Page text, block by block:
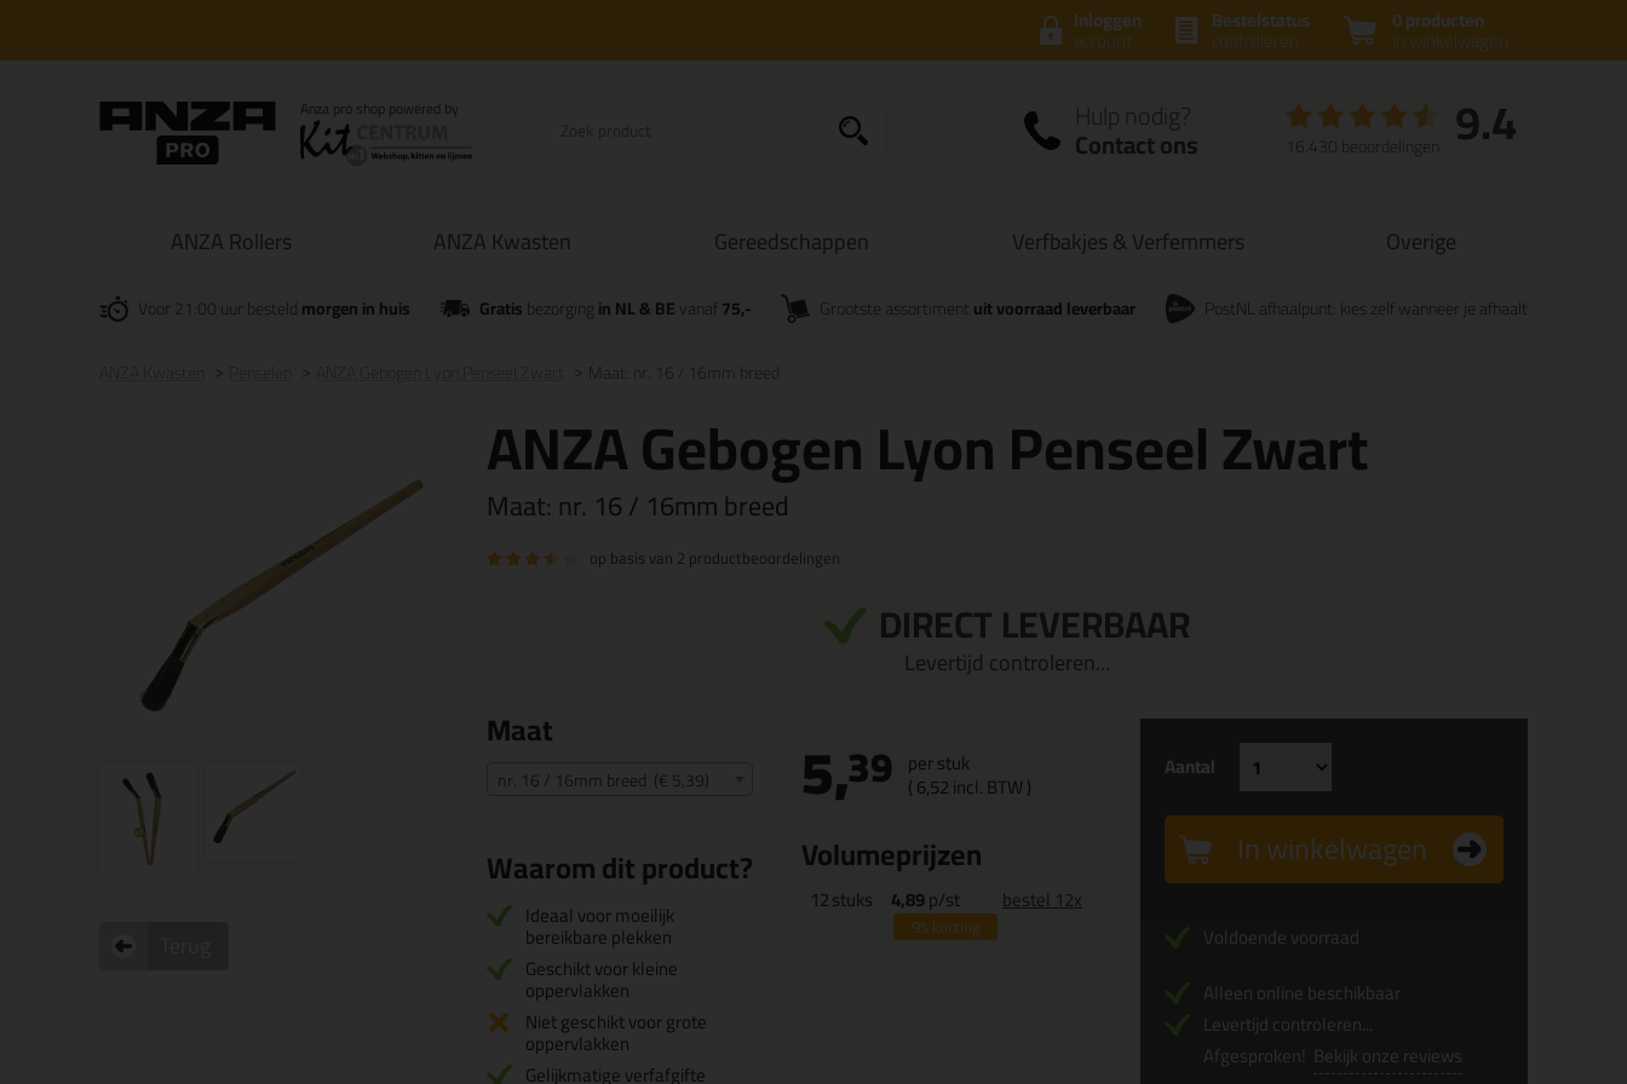
0 producten
in winkelwagen
Bestelstatus
controleren
Inloggen
account
Hulp nodig?
Contact ons 9.4
16.430 beoordelingen
ANZA Rollers ANZA Kwasten Gereedschappen Verfbakjes & Verfemmers Overige
Voor 21:00 uur besteldmorgen in huis Gratisbezorgingin NL & BEvanaf 75,- Grootste assortiment uit voorraad leverbaar PostNL afhaalpunt: kies zelf wanneer je afhaalt
Maat: nr. 16 / 16mm breed
ANZA Gebogen Lyon Penseel Zwart
Maat: nr. 16 / 16mm breed
op basis van 2 productbeoordelingen
DIRECT LEVERBAAR
Levertijd controleren...
Maat
nr. 16 / 16mm breed (€ 5,39)
Waarom dit product?
Ideaal voor moeilijk
bereikbare plekken
Geschikt voor kleine
oppervlakken
Niet geschikt voor grote
oppervlakken
Gelijkmatige verfafgifte
5,39 per stuk
(6,52incl. BTW )
Volumeprijzen
12stuks 4,89p/st
9%korting
bestel 12x
Aantal
In winkelwagen
Voldoende voorraad
Alleen online beschikbaar
Levertijd controleren...
Afgesproken! Bekijk onze reviews